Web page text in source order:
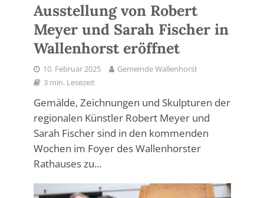
Ausstellung von Robert
Meyer und Sarah Fischer in
Wallenhorst eröffnet
10. Februar 2025
Gemeinde Wallenhorst
3 min. Lesezeit
Gemälde, Zeichnungen und Skulpturen der
regionalen Künstler Robert Meyer und
Sarah Fischer sind in den kommenden
Wochen im Foyer des Wallenhorster
Rathauses zu...